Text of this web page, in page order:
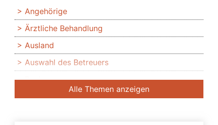
Angehörige
Ärztliche Behandlung
Ausland
Auswahl des Betreuers
Banken
Bedingte Vollmacht
Alle Themen anzeigen